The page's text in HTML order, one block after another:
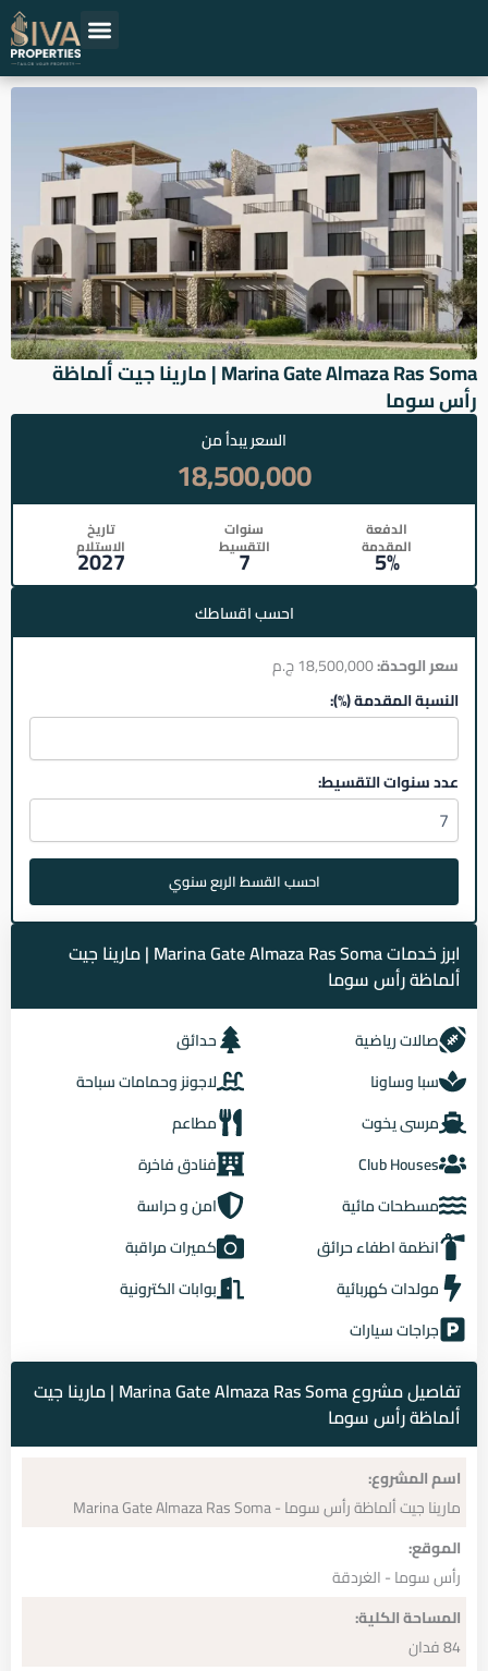
المحتوى
Marina Gate Almaza Ras Soma | مارينا جيت ألماظة
رأس سوما
السعر يبدأ من
18,500,000
الدفعة
المقدمة
5%
سنوات
التقسيط
7
تاريخ
الاستلام
2027
احسب اقساطك
سعر الوحدة:
النسبة المقدمة (%):
عدد سنوات التقسيط:
احسب القسط الربع سنوي
ابرز خدمات Marina Gate Almaza Ras Soma | مارينا جيت
ألماظة رأس سوما
صالات رياضية
حدائق
سبا وساونا
لاجونز وحمامات سباحة
مرسى يخوت
مطاعم
Club Houses
فنادق فاخرة
مسطحات مائية
امن و حراسة
انظمة اطفاء حرائق
كميرات مراقبة
مولدات كهربائية
بوابات الكترونية
جراجات سيارات
تفاصيل مشروع Marina Gate Almaza Ras Soma | مارينا جيت
ألماظة رأس سوما
اسم المشروع:
مارينا جيت ألماظة رأس سوما - Marina Gate Almaza Ras Soma
الموقع:
رأس سوما - الغردقة
المساحة الكلية:
84 فدان